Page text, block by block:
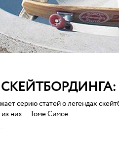
серию статей о легендах
них — Томе Симсе.